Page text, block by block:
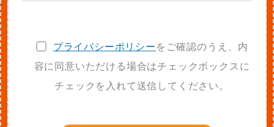
プライバシーポリシー をご確認のうえ、内
容に同意いただける場合はチェックボックスに
チェックを入れて送信してください。